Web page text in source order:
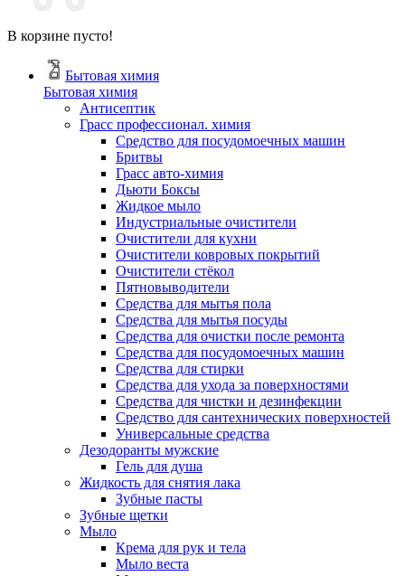
В корзине пусто!
Бытовая химия
Бытовая химия
Антисептик
Грасс профессионал. химия
Cредство для посудомоечных машин
Бритвы
Грасс авто-химия
Дьюти Боксы
Жидкое мыло
Индустриальные очистители
Очистители для кухни
Очистители ковровых покрытий
Очистители стёкол
Пятновыводители
Средства для мытья пола
Средства для мытья посуды
Средства для очистки после ремонта
Средства для посудомоечных машин
Средства для стирки
Средства для ухода за поверхностями
Средства для чистки и дезинфекции
Средство для сантехнических поверхностей
Универсальные средства
Дезодоранты мужские
Гель для душа
Жидкость для снятия лака
Зубные пасты
Зубные щетки
Мыло
Крема для рук и тела
Мыло веста